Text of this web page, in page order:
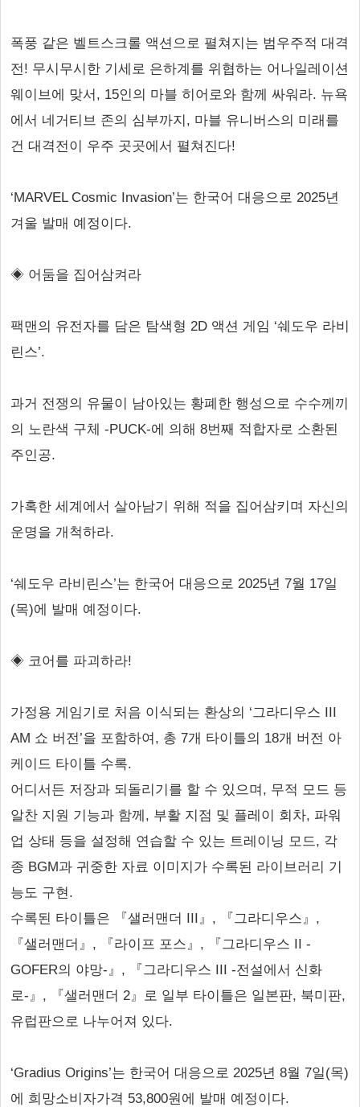
폭풍 같은 벨트스크롤 액션으로 펼쳐지는 범우주적 대격
전! 무시무시한 기세로 은하계를 위협하는 어나일레이션
웨이브에 맞서, 15인의 마블 히어로와 함께 싸워라. 뉴욕
에서 네거티브 존의 심부까지, 마블 유니버스의 미래를
건 대격전이 우주 곳곳에서 펼쳐진다!
‘MARVEL Cosmic Invasion’는 한국어 대응으로 2025년
겨울 발매 예정이다.
◈ 어둠을 집어삼켜라
팩맨의 유전자를 담은 탐색형 2D 액션 게임 ‘쉐도우 라비
린스’.
과거 전쟁의 유물이 남아있는 황폐한 행성으로 수수께끼
의 노란색 구체 -PUCK-에 의해 8번째 적합자로 소환된
주인공.
가혹한 세계에서 살아남기 위해 적을 집어삼키며 자신의
운명을 개척하라.
‘쉐도우 라비린스’는 한국어 대응으로 2025년 7월 17일
(목)에 발매 예정이다.
◈ 코어를 파괴하라!
가정용 게임기로 처음 이식되는 환상의 ‘그라디우스 III
AM 쇼 버전’을 포함하여, 총 7개 타이틀의 18개 버전 아
케이드 타이틀 수록.
어디서든 저장과 되돌리기를 할 수 있으며, 무적 모드 등
알찬 지원 기능과 함께, 부활 지점 및 플레이 회차, 파워
업 상태 등을 설정해 연습할 수 있는 트레이닝 모드, 각
종 BGM과 귀중한 자료 이미지가 수록된 라이브러리 기
능도 구현.
수록된 타이틀은 『샐러맨더 III』, 『그라디우스』,
『샐러맨더』, 『라이프 포스』, 『그라디우스 II -
GOFER의 야망-』, 『그라디우스 III -전설에서 신화
로-』, 『샐러맨더 2』로 일부 타이틀은 일본판, 북미판,
유럽판으로 나누어져 있다.
‘Gradius Origins’는 한국어 대응으로 2025년 8월 7일(목)
에 희망소비자가격 53,800원에 발매 예정이다.